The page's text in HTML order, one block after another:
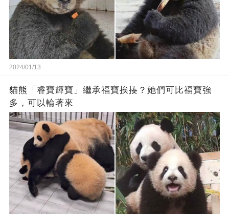
2024/01/13
貓熊「睿寶輝寶」繼承福寶挨揍？她們可比福寶強
多，可以輪著來